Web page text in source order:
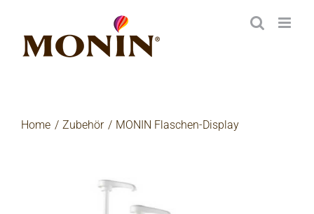
Inhalt
springen
Home Zubehör MONIN Flaschen-Display